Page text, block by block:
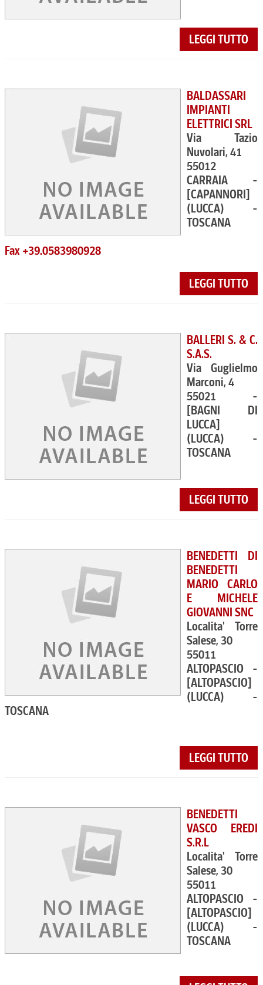
LEGGI TUTTO
BALDASSARI
IMPIANTI
ELETTRICI SRL
Via Tazio
Nuvolari, 41
55012
CARRAIA -
[CAPANNORI]
(LUCCA) -
TOSCANA
Fax +39.0583980928
LEGGI TUTTO
BALLERI S. & C.
S.A.S.
Via Guglielmo
Marconi, 4
55021 -
[BAGNI DI
LUCCA]
(LUCCA) -
TOSCANA
LEGGI TUTTO
BENEDETTI DI
BENEDETTI
MARIO CARLO
E MICHELE
GIOVANNI SNC
Localita' Torre
Salese, 30
55011
ALTOPASCIO -
[ALTOPASCIO]
(LUCCA) -
TOSCANA
LEGGI TUTTO
BENEDETTI
VASCO EREDI
S.R.L
Localita' Torre
Salese, 30
55011
ALTOPASCIO -
[ALTOPASCIO]
(LUCCA) -
TOSCANA